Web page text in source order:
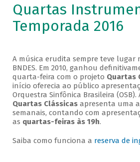
Quartas
Temporada 2016
A música erudita sempre teve lugar
BNDES. Em 2010, ganhou
quarta-feira com o projeto Quartas
início oferecia ao público
Orquestra Sinfônica Brasileira
Quartas Clássicasapresenta uma
semanais, contando com
as quartas-feiras às 19h.
Saiba como funciona a reserva de